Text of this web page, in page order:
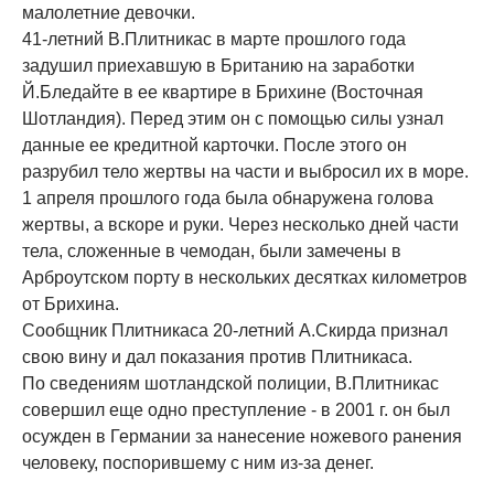
малолетние девочки.
41-летний В.Плитникас в марте прошлого года
задушил приехавшую в Британию на заработки
Й.Бледайте в ее квартире в Брихине (Восточная
Шотландия). Перед этим он с помощью силы узнал
данные ее кредитной карточки. После этого он
разрубил тело жертвы на части и выбросил их в море.
1 апреля прошлого года была обнаружена голова
жертвы, а вскоре и руки. Через несколько дней части
тела, сложенные в чемодан, были замечены в
Арброутском порту в нескольких десятках километров
от Брихина.
Сообщник Плитникаса 20-летний А.Скирда признал
свою вину и дал показания против Плитникаса.
По сведениям шотландской полиции, В.Плитникас
совершил еще одно преступление - в 2001 г. он был
осужден в Германии за нанесение ножевого ранения
человеку, поспорившему с ним из-за денег.